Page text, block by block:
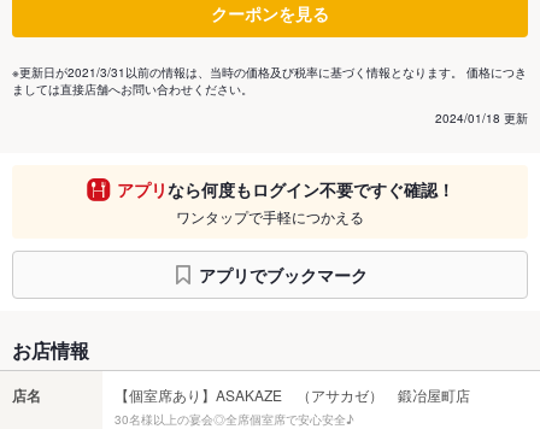
クーポンを見る
※更新日が2021/3/31以前の情報は、当時の価格及び税率に基づく情報となります。 価格につき
ましては直接店舗へお問い合わせください。
2024/01/18 更新
アプリなら何度もログイン不要ですぐ確認！
ワンタップで手軽につかえる
アプリでブックマーク
お店情報
店名 【個室席あり】ASAKAZE （アサカゼ） 鍛冶屋町店
30名様以上の宴会◎全席個室席で安心安全♪